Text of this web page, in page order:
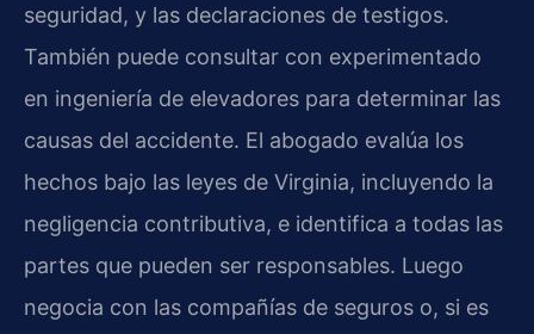
seguridad, y las declaraciones de testigos.
También puede consultar con experimentado
en ingeniería de elevadores para determinar las
causas del accidente. El abogado evalúa los
hechos bajo las leyes de Virginia, incluyendo la
negligencia contributiva, e identifica a todas las
partes que pueden ser responsables. Luego
negocia con las compañías de seguros o, si es